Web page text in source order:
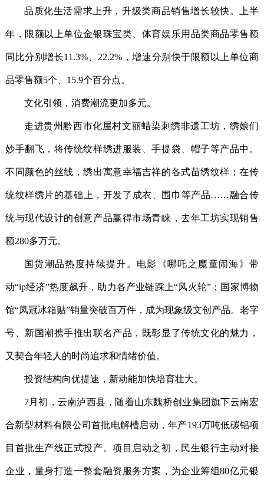
品质化生活需求上升，升级类商品销售增长较快。上半
年，限额以上单位金银珠宝类、体育娱乐用品类商品零售额
同比分别增长11.3%、22.2%，增速分别快于限额以上单位商
品零售额5个、15.9个百分点。
文化引领，消费潮流更加多元。
走进贵州黔西市化屋村文丽蜡染刺绣非遗工坊，绣娘们
妙手翻飞，将传统纹样绣进服装、手提袋、帽子等产品中。
不同颜色的丝线，绣出寓意幸福吉祥的各式苗绣纹样；在传
统纹样绣片的基础上，开发了成衣、围巾等产品……融合传
统与现代设计的创意产品赢得市场青睐，去年工坊实现销售
额280多万元。
国货潮品热度持续提升。电影《哪吒之魔童闹海》带
动“ip经济”热度飙升，助力各产业链踩上“风火轮”；国家博物
馆“凤冠冰箱贴”销量突破百万件，成为现象级文创产品。老字
号、新国潮携手推出联名产品，既彰显了传统文化的魅力，
又契合年轻人的时尚追求和情绪价值。
投资结构向优提速，新动能加快培育壮大。
7月初，云南泸西县，随着山东魏桥创业集团旗下云南宏
合新型材料有限公司首批电解槽启动，年产193万吨低碳铝项
目首批生产线正式投产。项目启动之初，民生银行主动对接
企业，量身打造一整套融资服务方案，为企业筹组80亿元银